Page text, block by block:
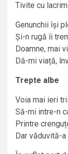
Tivite cu
Genunchii își
Și-n rugă îi
Doamne, mai
Dă-mi viață,
Trepte albe
Voia mai ieri
Să-mi intre-n
Printre
Dar văduvită-